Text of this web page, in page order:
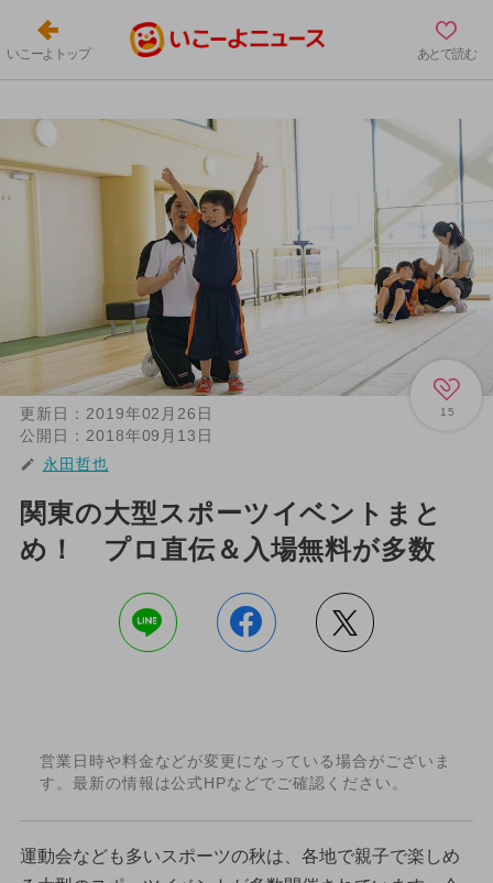
いこーよトップ あとで読む
15
更新日： 2019年02月26日
公開日： 2018年09月13日
永田哲也
関東の大型スポーツイベントまと
め！ プロ直伝＆入場無料が多数
営業日時や料金などが変更になっている場合がございま
す。最新の情報は公式HPなどでご確認ください。
運動会なども多いスポーツの秋は、各地で親子で楽しめ